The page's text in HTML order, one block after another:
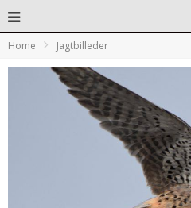
Home Jagtbilleder